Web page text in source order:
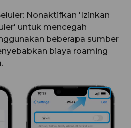
Nonaktifkan 'Izinkan
untuk mencegah
beberapa sumber
biaya roaming